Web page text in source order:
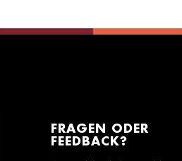
FRAGEN ODER
FEEDBACK?